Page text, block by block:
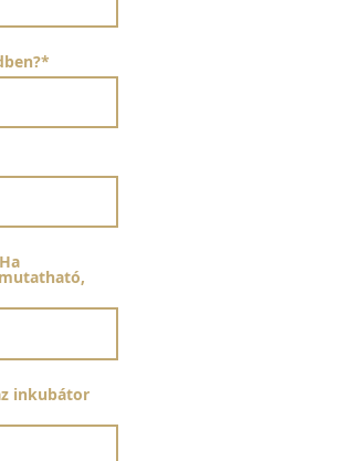
inkubátor